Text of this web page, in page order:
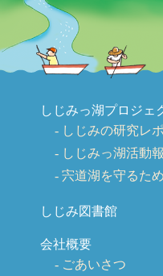
しじみっ湖プロジェ
しじみの研究レ
しじみっ湖活動
宍道湖を守るた
しじみ図書館
会社概要
ごあいさつ